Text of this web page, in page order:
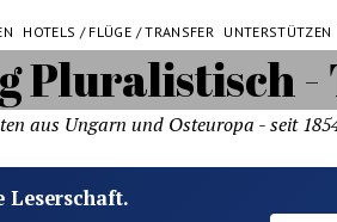
HOTELS / FLÜGE / TRANSFER UNTERSTÜTZEN
aus Ungarn und Osteuropa - seit
Leserschaft.